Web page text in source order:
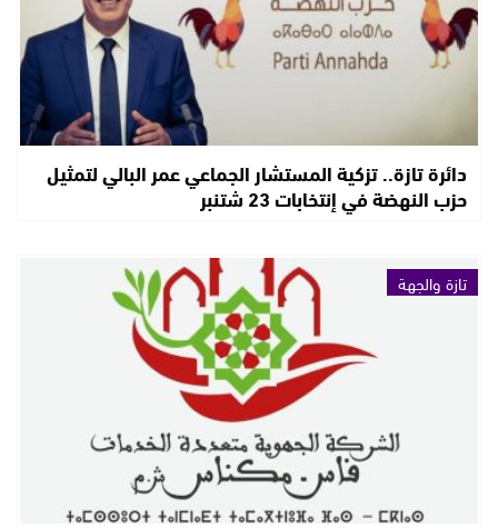
دائرة تازة.. تزكية المستشار الجماعي عمر البالي لتمثيل
حزب النهضة في إنتخابات 23 شتنبر
تازة والجهة